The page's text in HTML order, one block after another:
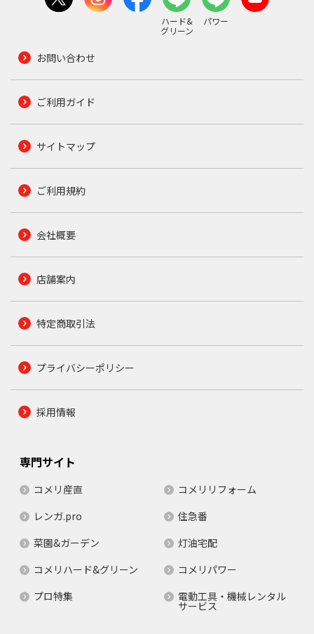
ハード&
グリーン
パワー
お問い合わせ
ご利用ガイド
サイトマップ
ご利用規約
会社概要
店舗案内
特定商取引法
プライバシーポリシー
採用情報
専門サイト
コメリ産直
コメリリフォーム
レンガ.pro
住急番
菜園&ガーデン
灯油宅配
コメリハード&グリーン
コメリパワー
プロ特集
電動工具・機械レンタル
サービス